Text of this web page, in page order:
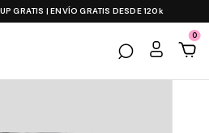
GRATIS | ENVÍO GRATIS DESDE 120k
0